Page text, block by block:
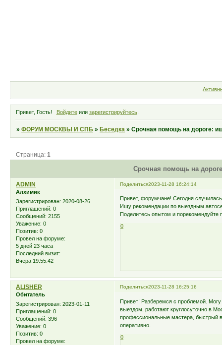
Привет, Гость! Войдитеили зарегистрируйтесь.
»ФОРУМ МОСКВЫ И СПБ »Беседка »Срочная помощь на дороге:
Срочная помощь на
Страница:1
Поделиться2023-11-28 16:24:14
ADMIN
Алхимик
Зарегистрирован: 2020-08-26
Приглашений: 0
Сообщений: 2155
Уважение: 0
Позитив: 0
Провел на форуме:
5 дней 23 часа
Последний визит:
Вчера 19:55:42
Привет, форумчане! Сегодня
Ищу рекомендации по выездным
Поделитесь опытом и
0
Поделиться2023-11-28 16:25:16
ALISHER
Обитатель
Зарегистрирован: 2023-01-11
Приглашений: 0
Сообщений: 396
Уважение: 0
Позитив: 0
Провел на форуме:
Привет! Разберемся с проблемой.
выездом, работают круглосуточно в
профессиональные мастера, быстрый
оперативно.
0